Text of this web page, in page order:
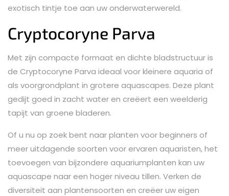
exotisch tintje toe aan uw onderwaterwereld.
Cryptocoryne Parva
Met zijn compacte formaat en dichte bladstructuur is
de Cryptocoryne Parva ideaal voor kleinere aquaria of
als voorgrondplant in grotere aquascapes. Deze plant
gedijt goed in zacht water en creëert een weelderig
tapijt van groene bladeren.
Of u nu op zoek bent naar planten voor beginners of
meer uitdagende soorten voor ervaren aquaristen, het
toevoegen van bijzondere aquariumplanten kan uw
aquascape naar een hoger niveau tillen. Verken de
diversiteit aan plantensoorten en creëer uw eigen